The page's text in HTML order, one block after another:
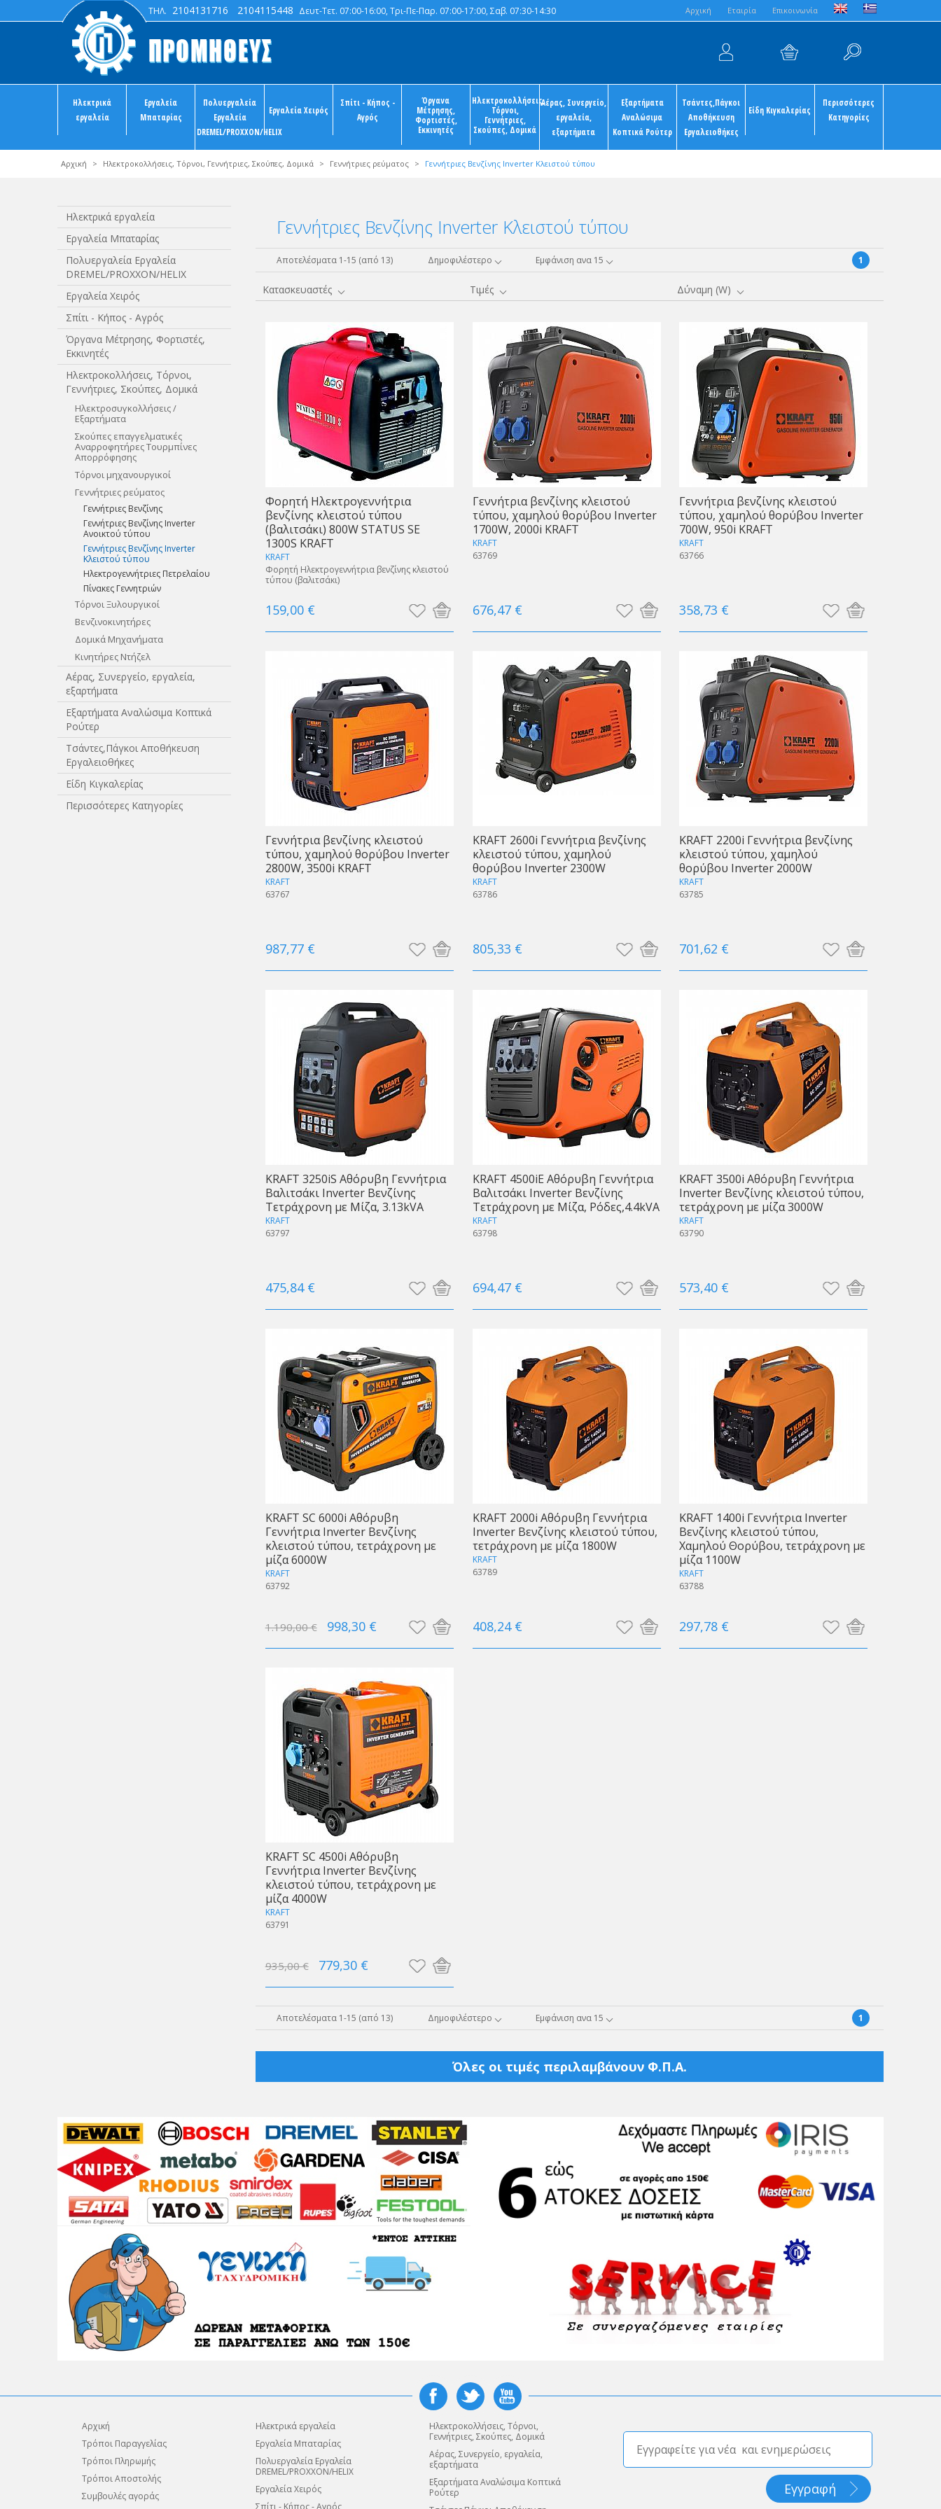
Aρχική Εταιρία Επικοινωνία
ΤΗΛ. 2104131716 2104115448 Δευτ-Τετ. 07:00-16:00, Τρι-Πε-Παρ. 07:00-17:00, Σαβ. 07:30-14:30
Ηλεκτρικά
εργαλεία
Εργαλεία
Μπαταρίας
Πολυεργαλεία
Εργαλεία
DREMEL/PROXXON/HELIX
Εργαλεία Χειρός
Σπίτι - Κήπος -
Αγρός
Όργανα
Μέτρησης,
Φορτιστές,
Εκκινητές
Ηλεκτροκολλήσεις,
Τόρνοι,
Γεννήτριες,
Σκούπες, Δομικά
Αέρας, Συνεργείο,
εργαλεία,
εξαρτήματα
Εξαρτήματα
Αναλώσιμα
Κοπτικά Ρούτερ
Τσάντες,Πάγκοι
Αποθήκευση
Εργαλειοθήκες
Είδη Κιγκαλερίας
Περισσότερες
Κατηγορίες
Αρχική > Ηλεκτροκολλήσεις, Τόρνοι, Γεννήτριες, Σκούπες, Δομικά > Γεννήτριες ρεύματος > Γεννήτριες Βενζίνης Inverter Κλειστού τύπου
Ηλεκτρικά εργαλεία
Εργαλεία Μπαταρίας
Πολυεργαλεία Εργαλεία
DREMEL/PROXXON/HELIX
Εργαλεία Χειρός
Σπίτι - Κήπος - Αγρός
Όργανα Μέτρησης, Φορτιστές,
Εκκινητές
Ηλεκτροκολλήσεις, Τόρνοι,
Γεννήτριες, Σκούπες, Δομικά
Ηλεκτροσυγκολλήσεις /
Εξαρτήματα
Σκούπες επαγγελματικές
Αναρροφητήρες Τουρμπίνες
Απορρόφησης
Τόρνοι μηχανουργικοί
Γεννήτριες ρεύματος
Γεννήτριες Βενζίνης
Γεννήτριες Βενζίνης Inverter
Ανοικτού τύπου
Γεννήτριες Βενζίνης Inverter
Κλειστού τύπου
Ηλεκτρογεννήτριες Πετρελαίου
Πίνακες Γεννητριών
Τόρνοι Ξυλουργικοί
Βενζινοκινητήρες
Δομικά Μηχανήματα
Κινητήρες Ντήζελ
Αέρας, Συνεργείο, εργαλεία,
εξαρτήματα
Εξαρτήματα Αναλώσιμα Κοπτικά
Ρούτερ
Τσάντες,Πάγκοι Αποθήκευση
Εργαλειοθήκες
Είδη Κιγκαλερίας
Περισσότερες Κατηγορίες
Γεννήτριες Βενζίνης Inverter Κλειστού τύπου
Αποτελέσματα 1-15 (από 13) Δημοφιλέστερο Εμφάνιση ανα 15 1
Κατασκευαστές Τιμές Δύναμη (W)
Φορητή Ηλεκτρογεννήτρια
βενζίνης κλειστού τύπου
(βαλιτσάκι) 800W STATUS SE
1300S KRAFT
KRAFT
Φορητή Ηλεκτρογεννήτρια βενζίνης κλειστού
τύπου (βαλιτσάκι)
159,00 €
Γεννήτρια βενζίνης κλειστού
τύπου, χαμηλού θορύβου Inverter
1700W, 2000i KRAFT
KRAFT
63769
676,47 €
Γεννήτρια βενζίνης κλειστού
τύπου, χαμηλού θορύβου Inverter
700W, 950i KRAFT
KRAFT
63766
358,73 €
Γεννήτρια βενζίνης κλειστού
τύπου, χαμηλού θορύβου Inverter
2800W, 3500i KRAFT
KRAFT
63767
987,77 €
KRAFT 2600i Γεννήτρια βενζίνης
κλειστού τύπου, χαμηλού
θορύβου Inverter 2300W
KRAFT
63786
805,33 €
KRAFT 2200i Γεννήτρια βενζίνης
κλειστού τύπου, χαμηλού
θορύβου Inverter 2000W
KRAFT
63785
701,62 €
KRAFT 3250iS Αθόρυβη Γεννήτρια
Βαλιτσάκι Inverter Βενζίνης
Τετράχρονη με Μίζα, 3.13kVA
KRAFT
63797
475,84 €
KRAFT 4500iE Αθόρυβη Γεννήτρια
Βαλιτσάκι Inverter Βενζίνης
Τετράχρονη με Μίζα, Ρόδες,4.4kVA
KRAFT
63798
694,47 €
KRAFT 3500i Αθόρυβη Γεννήτρια
Inverter Βενζίνης κλειστού τύπου,
τετράχρονη με μίζα 3000W
KRAFT
63790
573,40 €
KRAFT SC 6000i Αθόρυβη
Γεννήτρια Inverter Βενζίνης
κλειστού τύπου, τετράχρονη με
μίζα 6000W
KRAFT
63792
1.190,00 € 998,30 €
KRAFT 2000i Αθόρυβη Γεννήτρια
Inverter Βενζίνης κλειστού τύπου,
τετράχρονη με μίζα 1800W
KRAFT
63789
408,24 €
KRAFT 1400i Γεννήτρια Inverter
Βενζίνης κλειστού τύπου,
Χαμηλού Θορύβου, τετράχρονη με
μίζα 1100W
KRAFT
63788
297,78 €
KRAFT SC 4500i Αθόρυβη
Γεννήτρια Inverter Βενζίνης
κλειστού τύπου, τετράχρονη με
μίζα 4000W
KRAFT
63791
935,00 € 779,30 €
Αποτελέσματα 1-15 (από 13) Δημοφιλέστερο Εμφάνιση ανα 15 1
Όλες οι τιμές περιλαμβάνουν Φ.Π.Α.
Αρχική
Τρόποι Παραγγελίας
Τρόποι Πληρωμής
Τρόποι Αποστολής
Συμβουλές αγοράς
Ηλεκτρικά εργαλεία
Εργαλεία Μπαταρίας
Πολυεργαλεία Εργαλεία
DREMEL/PROXXON/HELIX
Εργαλεία Χειρός
Ηλεκτροκολλήσεις, Τόρνοι,
Γεννήτριες, Σκούπες, Δομικά
Αέρας, Συνεργείο, εργαλεία,
εξαρτήματα
Εξαρτήματα Αναλώσιμα Κοπτικά
Ρούτερ